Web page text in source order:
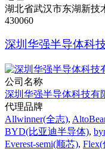
湖北省武汉市东湖新技
430060
深圳华强半导体科
公司名称
深圳华强半导体科技有
代理品牌
Allwinner(全志),
BYD(比亚迪半导体),
Everest-semi(顺芯),